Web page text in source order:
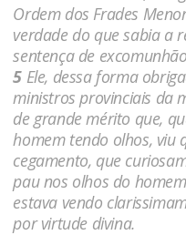
Ordem dos Frades
verdade do que sabia a
sentença de
5 Ele, dessa forma
ministros provinciais da
de grande mérito que,
homem tendo olhos, viu
cegamento, que
pau nos olhos do
estava vendo
por virtude divina.